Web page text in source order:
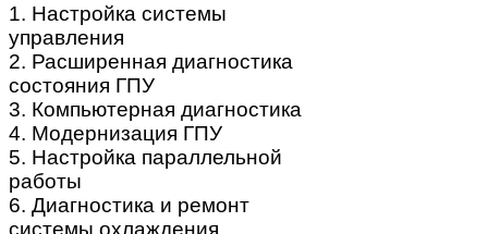
1. Настройка системы
управления
2. Расширенная диагностика
состояния ГПУ
3. Компьютерная диагностика
4. Модернизация ГПУ
5. Настройка параллельной
работы
6. Диагностика и ремонт
системы охлаждения